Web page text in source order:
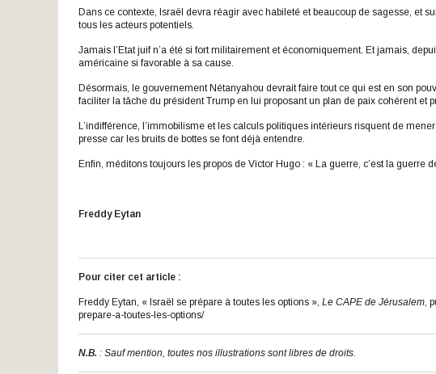
Dans ce contexte, Israël devra réagir avec habileté et beaucoup de sagesse, et
tous les acteurs potentiels.
Jamais l’Etat juif n’a été si fort militairement et économiquement. Et jamais,
américaine si favorable à sa cause.
Désormais, le gouvernement Nétanyahou devrait faire tout ce qui est en son
faciliter la tâche du président Trump en lui proposant un plan de paix cohérent et
L’indifférence, l’immobilisme et les calculs politiques intérieurs risquent de
presse car les bruits de bottes se font déjà entendre.
Enfin, méditons toujours les propos de Victor Hugo : « La guerre, c’est la guerre
Freddy Eytan
Pour citer cet article :
Freddy Eytan, « Israël se prépare à toutes les options », Le CAPE de Jérusalem,
prepare-a-toutes-les-options/
N.B. : Sauf mention, toutes nos illustrations sont libres de droits.